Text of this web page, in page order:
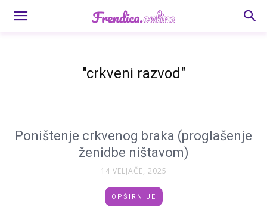
"crkveni razvod"
Poništenje crkvenog braka (proglašenje
ženidbe ništavom)
14 VELJAČE, 2025
OPŠIRNIJE